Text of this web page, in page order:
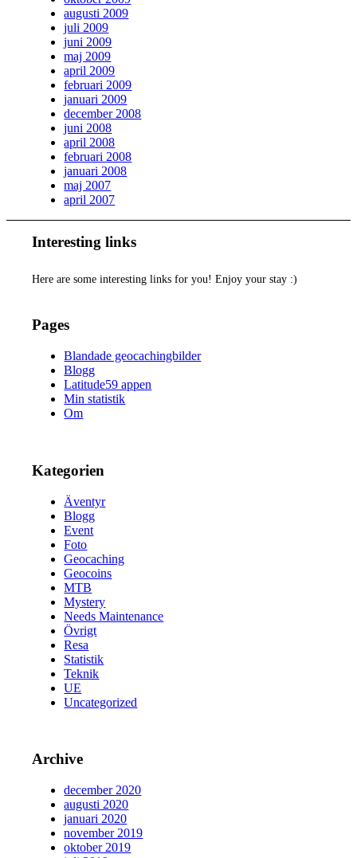
augusti 2009
juli 2009
juni 2009
maj 2009
april 2009
februari 2009
januari 2009
december 2008
juni 2008
april 2008
februari 2008
januari 2008
maj 2007
april 2007
Interesting links
Here are some interesting links for you! Enjoy your stay :)
Pages
Blandade geocachingbilder
Blogg
Latitude59 appen
Min statistik
Om
Kategorien
Äventyr
Blogg
Event
Foto
Geocaching
Geocoins
MTB
Mystery
Needs Maintenance
Övrigt
Resa
Statistik
Teknik
UE
Uncategorized
Archive
december 2020
augusti 2020
januari 2020
november 2019
oktober 2019